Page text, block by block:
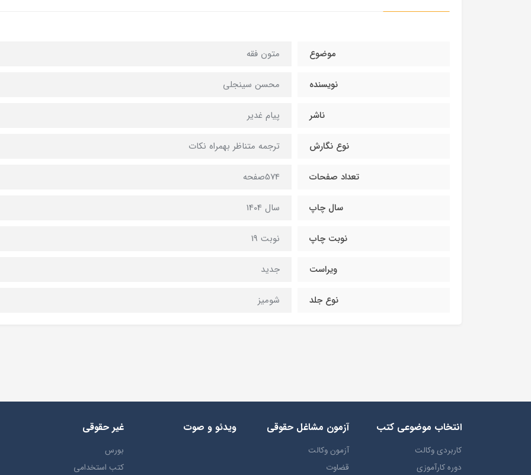
موضوع متون فقه
نویسنده محسن سینجلی
ناشر پیام غدیر
نوع نگارش ترجمه متناظر بهمراه نکات
تعداد صفحات 574صفحه
سال چاپ سال 1404
نوبت چاپ نوبت 19
ویراست جدید
نوع جلد شومیز
انتخاب​ موضوعي​ کتب
کاربردی وکالت
دوره کارآموزی
آزمون مشاغل حقوقی
آزمون وکالت
قضاوت
ویدئو و صوت غیر حقوقی
بورس
کتب استخدامی